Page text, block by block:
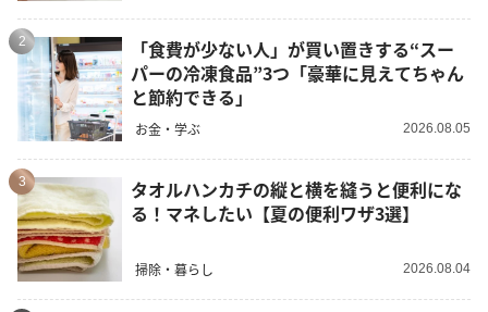
2
「食費が少ない人」が買い置きする“スー
パーの冷凍食品”3つ「豪華に見えてちゃん
と節約できる」
お金・学ぶ 2026.08.05
3
タオルハンカチの縦と横を縫うと便利にな
る！マネしたい【夏の便利ワザ3選】
掃除・暮らし 2026.08.04